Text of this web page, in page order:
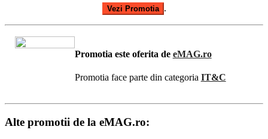
Vezi Promotia .
Promotia este oferita de eMAG.ro
Promotia face parte din categoria IT&C
Alte promotii de la eMAG.ro: